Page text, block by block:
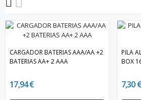
CARGADOR BATERIAS AAA/AA +2
BATERIAS AA+ 2 AAA
17,94 €
PILA
BOX
7,30 €